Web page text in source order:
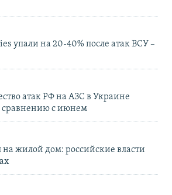
упали на 20-40% после атак ВСУ –
атак РФ на АЗС в Украине
сравнению с июнем
жилой дом: российские власти